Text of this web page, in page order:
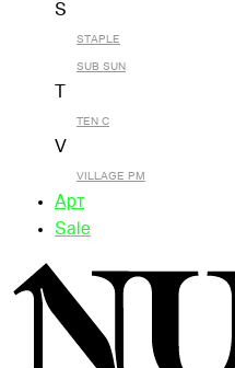
S
STAPLE
SUB SUN
TEN C
V
VILLAGE PM
Арт
Sale